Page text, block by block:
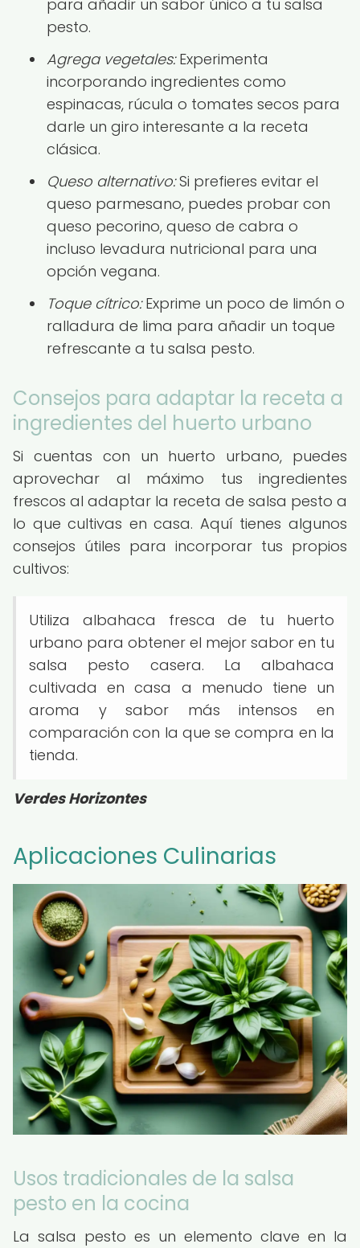
para añadir un sabor único a tu salsa
pesto.
Agrega vegetales:Experimenta
incorporando ingredientes como
espinacas, rúcula o tomates secos para
darle un giro interesante a la receta
clásica.
Queso alternativo:Si prefieres evitar el
queso parmesano, puedes probar con
queso pecorino, queso de cabra o
incluso levadura nutricional para una
opción vegana.
Toque cítrico:Exprime un poco de limón o
ralladura de lima para añadir un toque
refrescante a tu salsa pesto.
Consejos para adaptar la receta a
ingredientes del huerto urbano
Si cuentas con un huerto urbano, puedes
aprovechar al máximo tus ingredientes
frescos al adaptar la receta de salsa pesto a
lo que cultivas en casa. Aquí tienes algunos
consejos útiles para incorporar tus propios
cultivos:
Utiliza albahaca fresca de tu huerto
urbano para obtener el mejor sabor en tu
salsa pesto casera. La albahaca
cultivada en casa a menudo tiene un
aroma y sabor más intensos en
comparación con la que se compra en la
tienda.
Verdes Horizontes
Aplicaciones Culinarias
Usos tradicionales de la salsa
pesto en la cocina
La salsa pesto es un elemento clave en la